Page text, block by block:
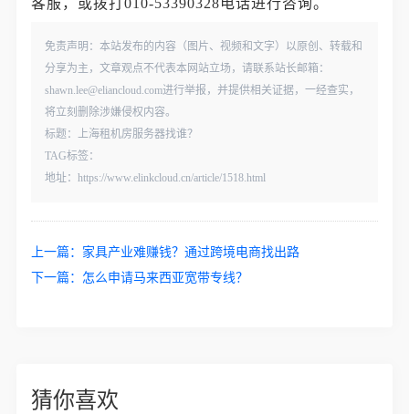
免责声明：本站发布的内容（图片、视频和文字）以原创、转载和
分享为主，文章观点不代表本网站立场，请联系站长邮箱：
shawn.lee@eliancloud.com进行举报，并提供相关证据，一经查实，
将立刻删除涉嫌侵权内容。
标题：上海租机房服务器找谁？
TAG标签：
地址：https://www.elinkcloud.cn/article/1518.html
上一篇： 家具产业难赚钱？通过跨境电商找出路
下一篇： 怎么申请马来西亚宽带专线？
猜你喜欢